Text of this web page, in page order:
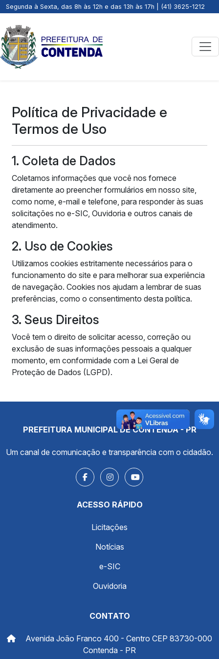
Segunda à Sexta, das 8h às 12h e das 13h às 17h | (41) 3625-1212
Política de Privacidade e
Termos de Uso
1. Coleta de Dados
Coletamos informações que você nos fornece
diretamente ao preencher formulários em nosso site,
como nome, e-mail e telefone, para responder às suas
solicitações no e-SIC, Ouvidoria e outros canais de
atendimento.
2. Uso de Cookies
Utilizamos cookies estritamente necessários para o
funcionamento do site e para melhorar sua experiência
de navegação. Cookies nos ajudam a lembrar de suas
preferências, como o consentimento desta política.
3. Seus Direitos
Você tem o direito de solicitar acesso, correção ou
exclusão de suas informações pessoais a qualquer
momento, em conformidade com a Lei Geral de
Proteção de Dados (LGPD).
PREFEITURA MUNICIPAL DE CONTENDA - PR
Um canal de comunicação e transparência com o cidadão.
ACESSO RÁPIDO
Licitações
Notícias
e-SIC
Ouvidoria
CONTATO
Avenida João Franco 400 - Centro CEP 83730-000
Contenda - PR